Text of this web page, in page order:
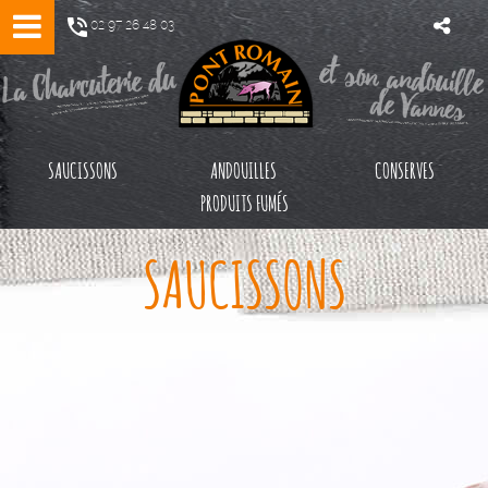
02 97 26 48 03
SAUCISSONS ANDOUILLES
CONSERVES
PRODUITS FUMÉS
SAUCISSONS